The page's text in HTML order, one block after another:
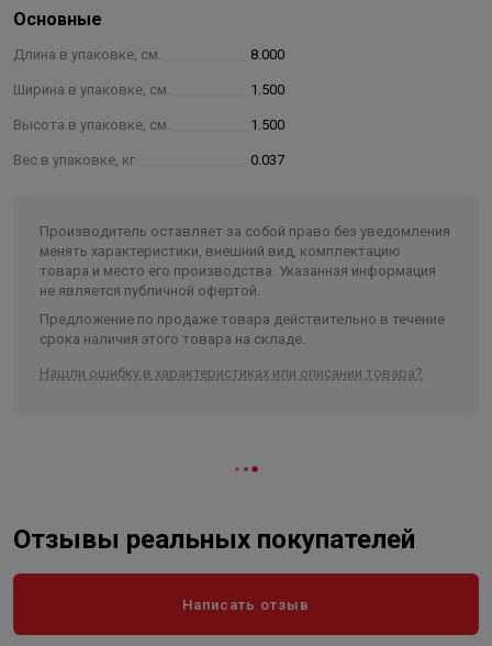
ETA Опция 1 для бетона с трещинами и без
ненесущих конструкций
класс огнестойкости R30-R120 для
проектирования анкеров в зоне воздействия огня
Основание:
Бетон с трещинами
Бетон без трещин
плиты перекрытия
Основные
Длина в упаковке, см. 8.000
Ширина в упаковке, см. 1.500
Высота в упаковке, см. 1.500
Вес в упаковке, кг 0.037
Производитель оставляет за собой право без уведомления
менять характеристики, внешний вид, комплектацию
товара и место его производства. Указанная информация
не является публичной офертой.
Предложение по продаже товара действительно в течение
срока наличия этого товара на складе.
Нашли ошибку в характеристиках или описании товара?
Отзывы реальных покупателей
Написать отзыв